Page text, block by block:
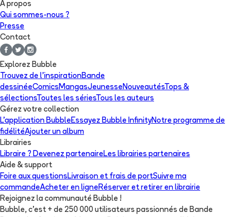
A propos
Qui sommes-nous ?
Presse
Contact
Explorez Bubble
Trouvez de l'inspirationBande
dessinéeComicsMangasJeunesseNouveautésTops &
sélectionsToutes les sériesTous les auteurs
Gérez votre collection
L'application BubbleEssayez Bubble InfinityNotre programme de
fidélitéAjouter un album
Librairies
Libraire ? Devenez partenaireLes librairies partenaires
Aide & support
Foire aux questionsLivraison et frais de portSuivre ma
commandeAcheter en ligneRéserver et retirer en librairie
Rejoignez la communauté Bubble !
Bubble, c'est + de 250 000 utilisateurs passionnés de Bande